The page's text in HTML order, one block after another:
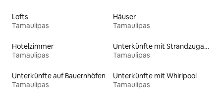
Lofts
Tamaulipas
Häuser
Tamaulipas
Hotelzimmer
Tamaulipas
Unterkünfte mit Strandzugang
Tamaulipas
Unterkünfte auf Bauernhöfen
Tamaulipas
Unterkünfte mit Whirlpool
Tamaulipas